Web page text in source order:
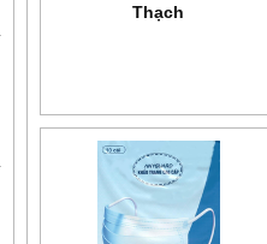
Thạch